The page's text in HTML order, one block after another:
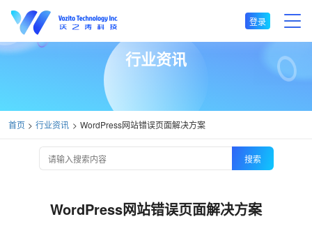
登录
行业资讯
首页 行业资讯 WordPress网站错误页面解决方案
搜索
WordPress网站错误页面解决方案